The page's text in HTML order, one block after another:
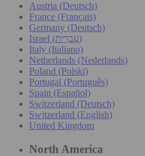
Austria (Deutsch)
France (Français)
Germany (Deutsch)
Israel (עִברִית)
Italy (Italiano)
Netherlands (Nederlands)
Poland (Polski)
Portugal (Português)
Spain (Español)
Switzerland (Deutsch)
Switzerland (English)
United Kingdom
North America